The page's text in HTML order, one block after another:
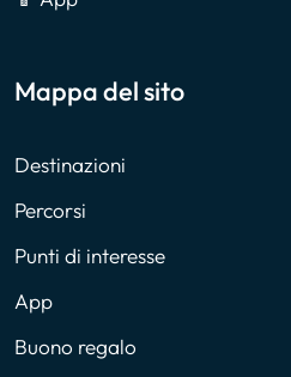
Mappa del sito
Destinazioni
Percorsi
Punti di interesse
App
Buono regalo